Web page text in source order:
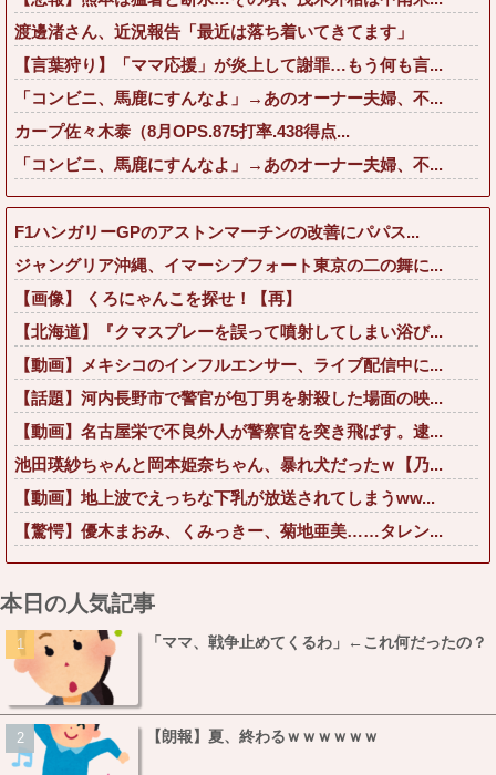
渡邊渚さん、近況報告「最近は落ち着いてきてます」
【言葉狩り】「ママ応援」が炎上して謝罪…もう何も言...
「コンビニ、馬鹿にすんなよ」→あのオーナー夫婦、不...
カープ佐々木泰（8月OPS.875打率.438得点...
「コンビニ、馬鹿にすんなよ」→あのオーナー夫婦、不...
F1ハンガリーGPのアストンマーチンの改善にパパス...
ジャングリア沖縄、イマーシブフォート東京の二の舞に...
【画像】 くろにゃんこを探せ！【再】
【北海道】『クマスプレーを誤って噴射してしまい浴び...
【動画】メキシコのインフルエンサー、ライブ配信中に...
【話題】河内長野市で警官が包丁男を射殺した場面の映...
【動画】名古屋栄で不良外人が警察官を突き飛ばす。逮...
池田瑛紗ちゃんと岡本姫奈ちゃん、暴れ犬だったｗ【乃...
【動画】地上波でえっちな下乳が放送されてしまうww...
【驚愕】優木まおみ、くみっきー、菊地亜美……タレン...
本日の人気記事
「ママ、戦争止めてくるわ」←これ何だったの？
【朗報】夏、終わるｗｗｗｗｗｗ